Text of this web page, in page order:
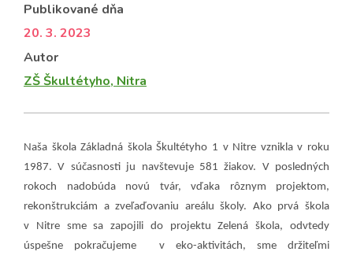
Publikované dňa
20. 3. 2023
Autor
ZŠ Škultétyho, Nitra
Naša škola Základná škola Škultétyho 1 v Nitre vznikla v roku
1987. V súčasnosti ju navštevuje 581 žiakov. V posledných
rokoch nadobúda novú tvár, vďaka rôznym projektom,
rekonštrukciám a zveľaďovaniu areálu školy. Ako prvá škola
v Nitre sme sa zapojili do projektu Zelená škola, odvtedy
úspešne pokračujeme v eko-aktivitách, sme držiteľmi